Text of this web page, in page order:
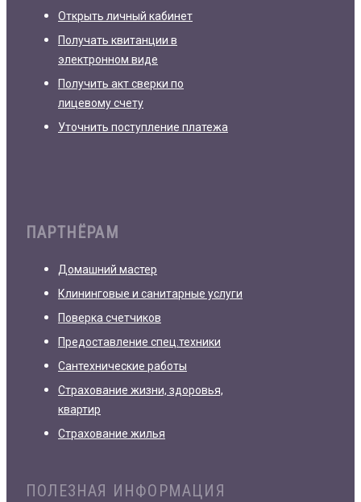
Открыть личный кабинет
Получать квитанции в
электронном виде
Получить акт сверки по
лицевому счету
Уточнить поступление платежа
ПАРТНЁРАМ
Домашний мастер
Клининговые и санитарные услуги
Поверка счетчиков
Предоставление спец.техники
Сантехнические работы
Страхование жизни, здоровья,
квартир
Страхование жилья
ПОЛЕЗНАЯ ИНФОРМАЦИЯ